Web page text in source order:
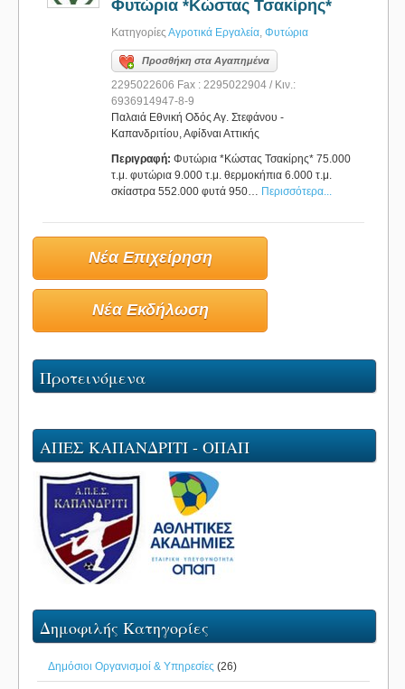
Φυτώρια *Κώστας Τσακίρης*
Κατηγορίες Αγροτικά Εργαλεία, Φυτώρια
Προσθήκη στα Αγαπημένα
2295022606 Fax : 2295022904 / Κιν.:
6936914947-8-9
Παλαιά Εθνική Οδός Αγ. Στεφάνου -
Καπανδριτίου, Αφίδναι Αττικής
Περιγραφή: Φυτώρια *Κώστας Τσακίρης* 75.000
τ.μ. φυτώρια 9.000 τ.μ. θερμοκήπια 6.000 τ.μ.
σκίαστρα 552.000 φυτά 950… Περισσότερα...
Νέα Επιχείρηση
Νέα Εκδήλωση
Προτεινόμενα
ΑΠΕΣ ΚΑΠΑΝΔΡΙΤΙ - ΟΠΑΠ
Δημοφιλής Κατηγορίες
Δημόσιοι Οργανισμοί & Υπηρεσίες (26)